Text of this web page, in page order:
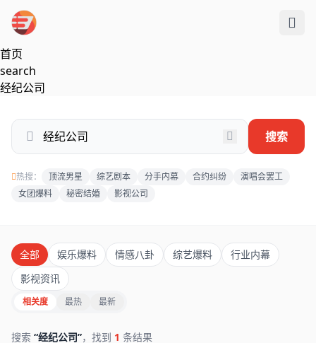
跳过导航
首页
search
经纪公司
搜索
热搜： 顶流男星 综艺剧本 分手内幕 合约纠纷
演唱会罢工
女团爆料
秘密结婚 影视公司
全部 娱乐爆料 情感八卦 综艺爆料
行业内幕
影视资讯
相关度 最热 最新
搜索 “经纪公司”，找到 1 条结果